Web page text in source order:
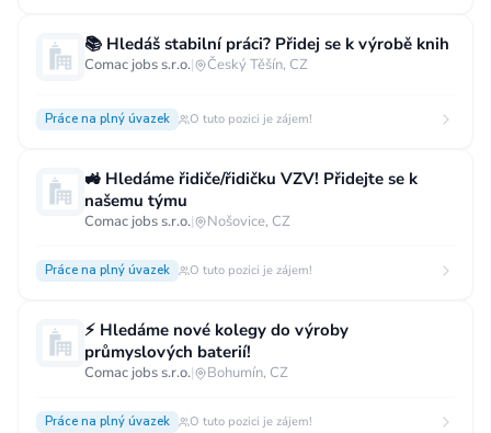
📚 Hledáš stabilní práci? Přidej se k výrobě knih
Comac jobs s.r.o.| Český Těšín, CZ
Práce na plný úvazek O tuto pozici je zájem!
🚜 Hledáme řidiče/řidičku VZV! Přidejte se k
našemu týmu
Comac jobs s.r.o.| Nošovice, CZ
Práce na plný úvazek O tuto pozici je zájem!
⚡ Hledáme nové kolegy do výroby
průmyslových baterií!
Comac jobs s.r.o.| Bohumín, CZ
Práce na plný úvazek O tuto pozici je zájem!
Práce na plný úvazek
Práce na zkrácený úvazek
Krátkodobá práce
Brigáda Stáž / Trainee
Vzdělání
Vzdělání není podstatné
Základní
Vyšší odborné
Bakalářské
Vysokoškolské / universitní